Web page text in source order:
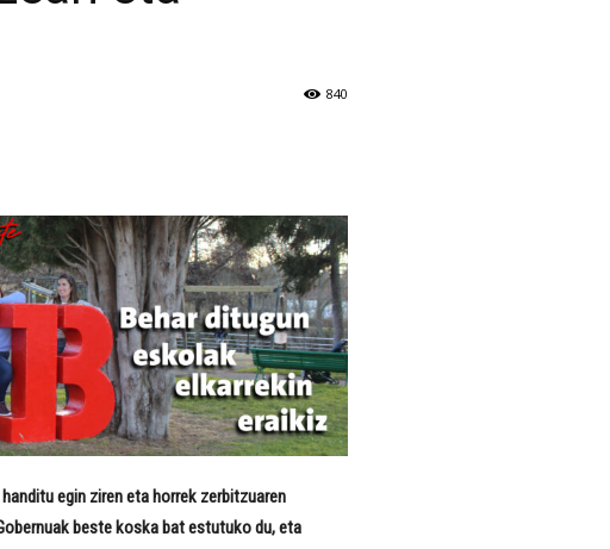
840
egin ziren eta horrek zerbitzuaren
beste koska bat estutuko du, eta